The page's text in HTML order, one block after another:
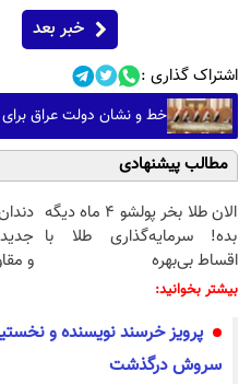
خبر بعد
اشتراک گذاری :
خط و نشان دولت عراق
مطالب پیشنهادی
الان طلا بخر پولشو 4 ماه دیگه
بده! سرمایه‌گذاری طلا با
اقساط بی‌بهره
و
بیشتر بخوانید:
پرویز خرسند نویسنده و
سروش درگذشت